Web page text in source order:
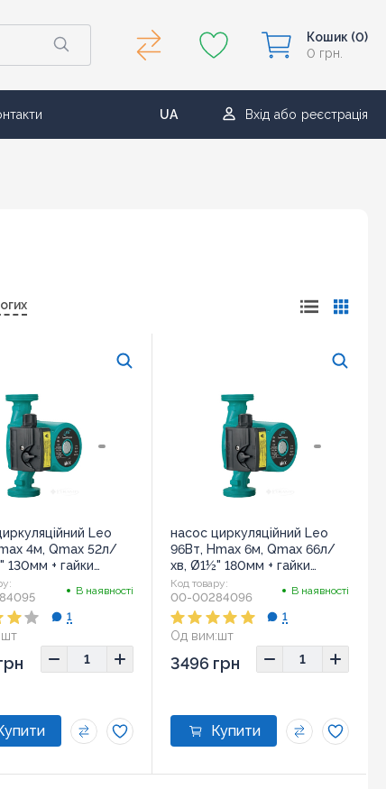
Кошик (0)
0 грн.
UA
RU
Вхід або реєстрація
Leo
4м, Qmax 52л/
130мм + гайки
В наявності
шт
13x13x13
1
насос циркуляційний Leo
96Вт, Hmax 6м, Qmax 66л/
хв, Ø1½" 180мм + гайки
(774432)
Код товару:
00-00284096 В наявності
Од вим:шт
18x13x13
1
3496 грн